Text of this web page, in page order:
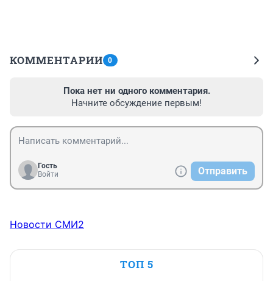
КОММЕНТАРИИ 0
Пока нет ни одного комментария.
Начните обсуждение первым!
Гость
Войти
Отправить
Новости СМИ2
ТОП 5